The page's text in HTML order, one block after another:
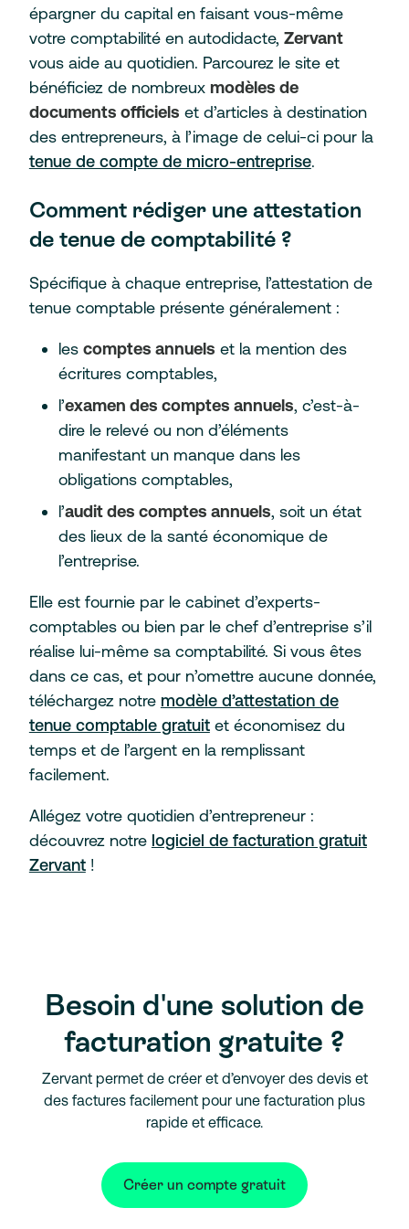
épargner du capital en faisant vous-même
votre comptabilité en autodidacte, Zervant
vous aide au quotidien. Parcourez le site et
bénéficiez de nombreux modèles de
documents officiels et d’articles à destination
des entrepreneurs, à l’image de celui-ci pour la
tenue de compte de micro-entreprise.
Comment rédiger une attestation
de tenue de comptabilité ?
Spécifique à chaque entreprise, l’attestation de
tenue comptable présente généralement :
les comptes annuels et la mention des
écritures comptables,
l’examen des comptes annuels, c’est-à-
dire le relevé ou non d’éléments
manifestant un manque dans les
obligations comptables,
l’audit des comptes annuels, soit un état
des lieux de la santé économique de
l’entreprise.
Elle est fournie par le cabinet d’experts-
comptables ou bien par le chef d’entreprise s’il
réalise lui-même sa comptabilité. Si vous êtes
dans ce cas, et pour n’omettre aucune donnée,
téléchargez notre modèle d’attestation de
tenue comptable gratuitet économisez du
temps et de l’argent en la remplissant
facilement.
Allégez votre quotidien d’entrepreneur :
découvrez notre logiciel de facturation gratuit
Zervant!
Besoin d'une solution de
facturation gratuite ?
Zervant permet de créer et d’envoyer des devis et
des factures facilement pour une facturation plus
rapide et efficace.
Créer un compte gratuit